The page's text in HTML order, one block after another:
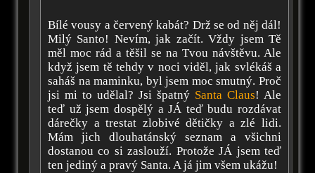
Bílé vousy a červený kabát? Drž se od něj dál!
Milý Santo! Nevím, jak začít. Vždy jsem Tě
měl moc rád a těšil se na Tvou návštěvu. Ale
když jsem tě tehdy v noci viděl, jak svlékáš a
saháš na maminku, byl jsem moc smutný. Proč
jsi mi to udělal? Jsi špatný Santa Claus! Ale
teď už jsem dospělý a JÁ teď budu rozdávat
dárečky a trestat zlobivé dětičky a zlé lidi.
Mám jich dlouhatánský seznam a všichni
dostanou co si zaslouží. Protože JÁ jsem teď
ten jediný a pravý Santa. A já jim všem ukážu!